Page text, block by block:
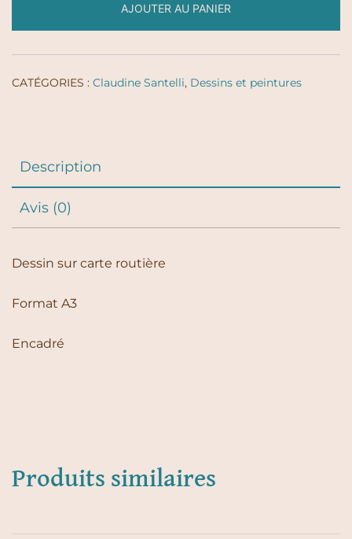
AJOUTER AU PANIER
CATÉGORIES : Claudine Santelli, Dessins et peintures
Description
Avis (0)
Dessin sur carte routière
Format A3
Encadré
Produits similaires